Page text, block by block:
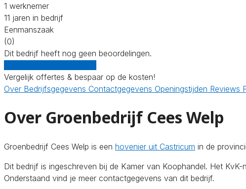
1 werknemer
11 jaren in bedrijf
Eenmanszaak
(0)
Dit bedrijf heeft nog geen beoordelingen.
Vergelijk offertes & bespaar op de kosten!
Over Bedrijfsgegevens Contactgegevens Openingstijden Reviews
Over Groenbedrijf Cees Welp
Groenbedrijf Cees Welp is een hovenier uit Castricum in de
Dit bedrijf is ingeschreven bij de Kamer van Koophandel. Het
Onderstaand vind je meer contactgegevens van dit bedrijf.